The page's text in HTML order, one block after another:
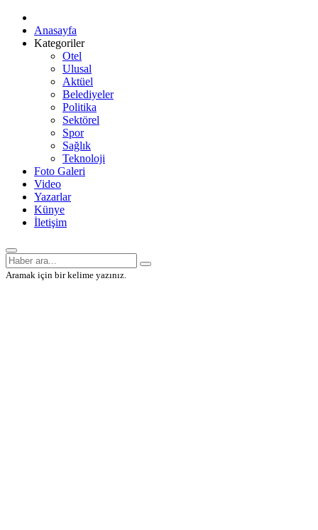
Anasayfa
Kategoriler
Otel
Ulusal
Aktüel
Belediyeler
Politika
Sektörel
Spor
Sağlık
Teknoloji
Foto Galeri
Video
Yazarlar
Künye
İletişim
Aramak için bir kelime yazınız.